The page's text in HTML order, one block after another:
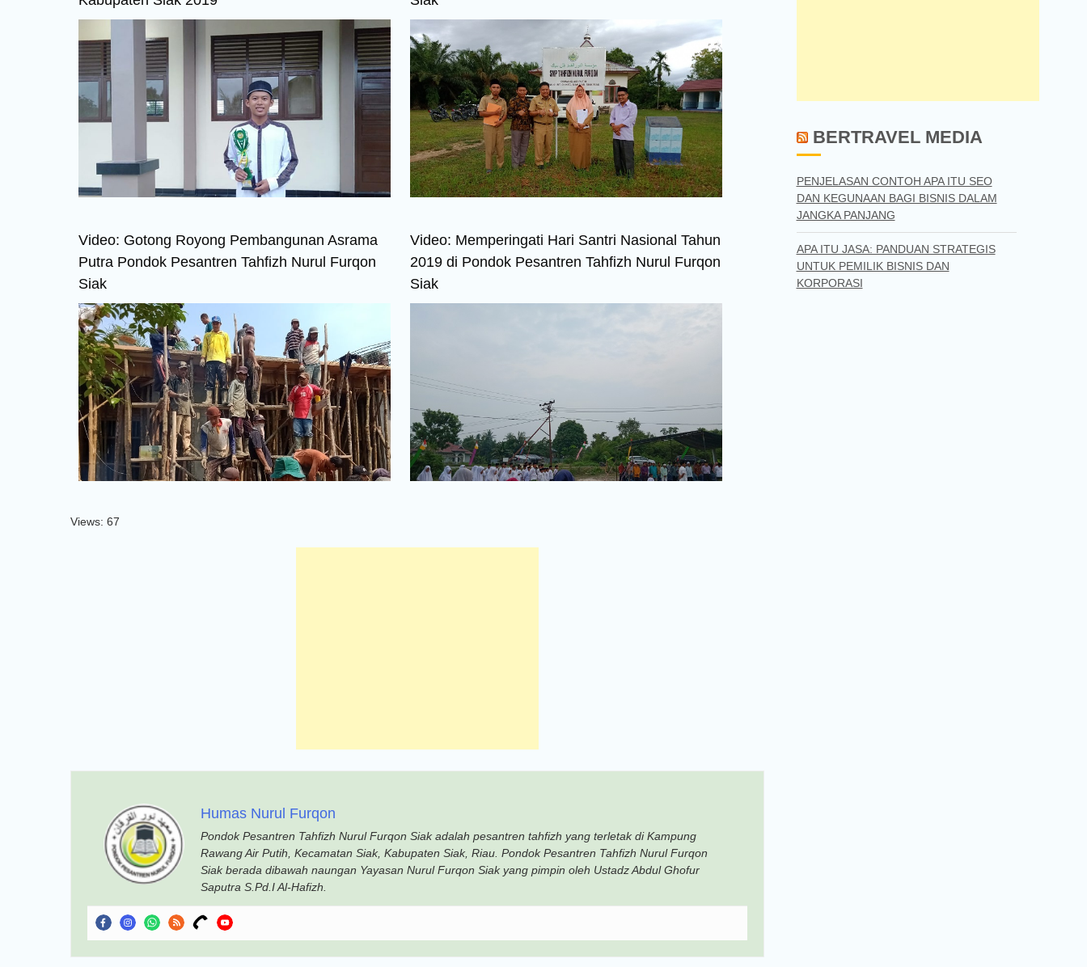
Video: Gotong Royong Pembangunan Asrama
Putra Pondok Pesantren Tahfizh Nurul Furqon
Siak
Video: Memperingati Hari Santri Nasional Tahun
2019 di Pondok Pesantren Tahfizh Nurul Furqon
Siak
Views: 67
Humas Nurul Furqon
Pondok Pesantren Tahfizh Nurul Furqon Siak adalah pesantren tahfizh yang terletak di Kampung
Rawang Air Putih, Kecamatan Siak, Kabupaten Siak, Riau. Pondok Pesantren Tahfizh Nurul Furqon
Siak berada dibawah naungan Yayasan Nurul Furqon Siak yang pimpin oleh Ustadz Abdul Ghofur
Saputra S.Pd.I Al-Hafizh.
BERTRAVEL MEDIA
PENJELASAN CONTOH APA ITU SEO
DAN KEGUNAAN BAGI BISNIS DALAM
JANGKA PANJANG
APA ITU JASA: PANDUAN STRATEGIS
UNTUK PEMILIK BISNIS DAN
KORPORASI